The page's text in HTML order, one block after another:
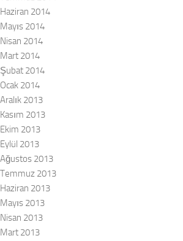
Haziran 2014
Mayıs 2014
Nisan 2014
Mart 2014
Şubat 2014
Ocak 2014
Aralık 2013
Kasım 2013
Ekim 2013
Eylül 2013
Ağustos 2013
Temmuz 2013
Haziran 2013
Mayıs 2013
Nisan 2013
Mart 2013